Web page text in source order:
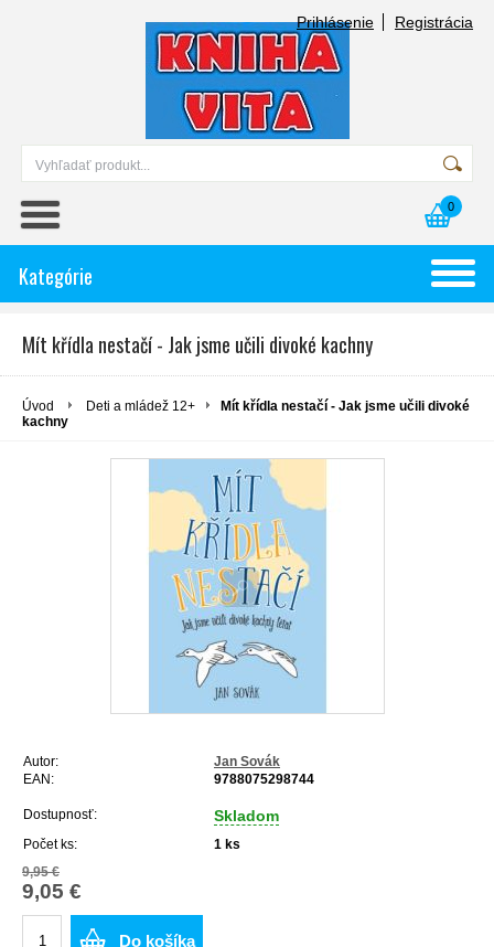
Prihlásenie Registrácia
0
Kategórie
Mít křídla nestačí - Jak jsme učili divoké kachny
Úvod Deti a mládež 12+
Mít křídla nestačí - Jak jsme učili divoké
kachny
Autor:
Jan Sovák
EAN:
9788075298744
Dostupnosť: Skladom
Počet ks: 1 ks
9,95 €
9,05 €
Do košíka